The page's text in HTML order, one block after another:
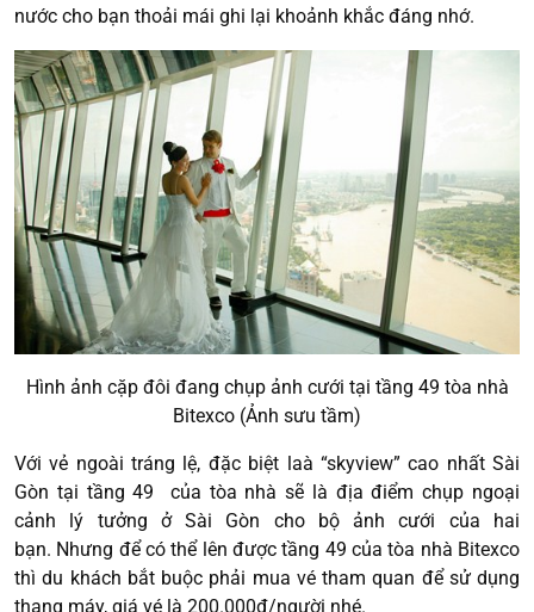
nước cho bạn thoải mái ghi lại khoảnh khắc đáng nhớ.
Hình ảnh cặp đôi đang chụp ảnh cưới tại tầng 49 tòa nhà
Bitexco (Ảnh sưu tầm)
Với vẻ ngoài tráng lệ, đặc biệt laà “skyview” cao nhất Sài
Gòn tại tầng 49 của tòa nhà sẽ là địa điểm chụp ngoại
cảnh lý tưởng ở Sài Gòn cho bộ ảnh cưới của hai
bạn. Nhưng để có thể lên được tầng 49 của tòa nhà Bitexco
thì du khách bắt buộc phải mua vé tham quan để sử dụng
thang máy, giá vé là 200.000đ/người nhé.